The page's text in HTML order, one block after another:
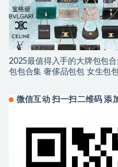
2025最值得入手的大牌包包
包包合集 奢侈品包包 女生包
微信互动 扫一扫二维码 添